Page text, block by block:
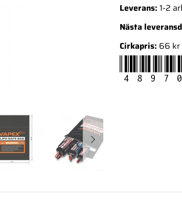
Leverans: 1-2
Nästa
Cirkapris: 66 kr